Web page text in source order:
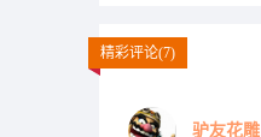
精彩评论(7)
驴友花雕